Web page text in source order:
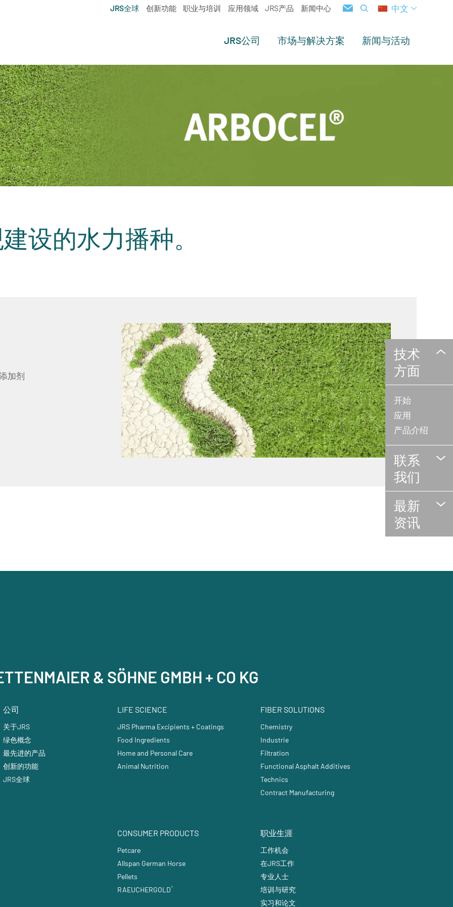
中文
JRS全球 创新功能 职业与培训 应用领域 JRS产品 新闻中心
JRS公司 市场与解决方案 新闻与活动
技术
方面
开始
应用
产品介绍
联系
我们
最新
资讯
设的水力播种。
加剂
& SÖHNE GMBH + CO KG
公司
关于JRS
绿色概念
最先进的产品
创新的功能
JRS全球
LIFE SCIENCE
JRS Pharma Excipients + Coatings
Food Ingredients
Home and Personal Care
Animal Nutrition
FIBER SOLUTIONS
Chemistry
Industrie
Filtration
Functional Asphalt Additives
Technics
Contract Manufacturing
CONSUMER PRODUCTS
Petcare
Allspan German Horse
Pellets
RAEUCHERGOLD®
职业生涯
工作机会
在JRS工作
专业人士
培训与研究
实习和论文